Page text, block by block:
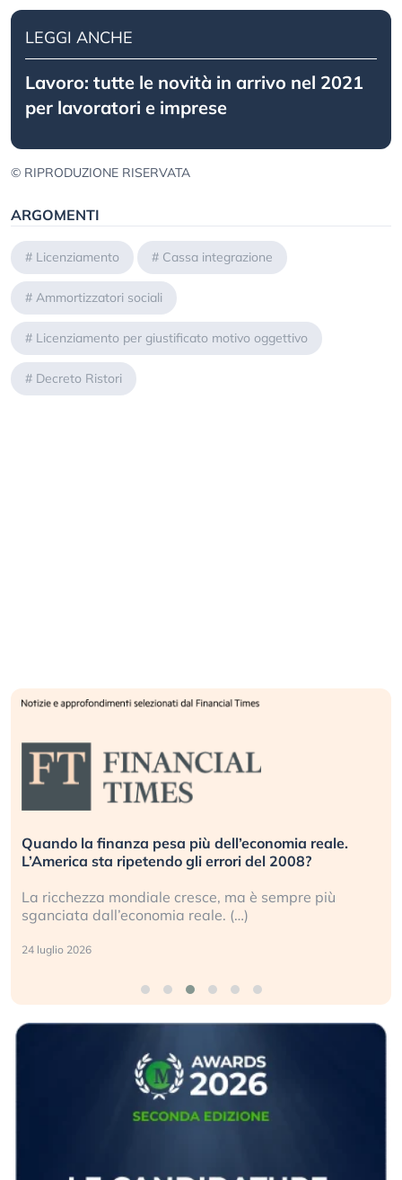
LEGGI ANCHE
Lavoro: tutte le novità in arrivo nel 2021
per lavoratori e imprese
© RIPRODUZIONE RISERVATA
ARGOMENTI
# Licenziamento # Cassa integrazione
# Ammortizzatori sociali
# Licenziamento per giustificato motivo oggettivo
# Decreto Ristori
Quando la finanza pesa più dell’economia reale.
L’America sta ripetendo gli errori del 2008?
La ricchezza mondiale cresce, ma è sempre più
sganciata dall’economia reale. (…)
24 luglio 2026